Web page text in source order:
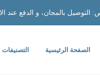
بالمجان، و الدفع عند
الصفحة الرئيسية التصنيفات